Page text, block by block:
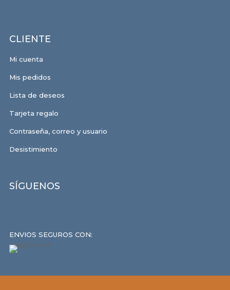
CLIENTE
Mi cuenta
Mis pedidos
Lista de deseos
Tarjeta regalo
Contraseña, correo y usuario
Desistimiento
SÍGUENOS
ENVIOS SEGUROS CON: